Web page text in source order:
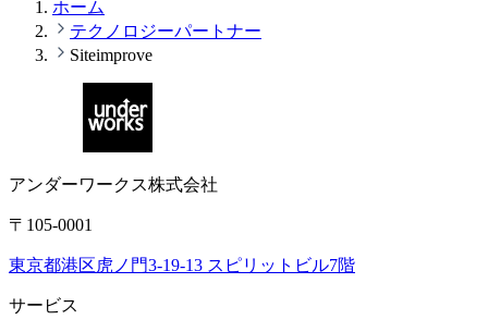
ホーム
テクノロジーパートナー
Siteimprove
アンダーワークス株式会社
〒105-0001
東京都港区虎ノ門3-19-13 スピリットビル7階
サービス